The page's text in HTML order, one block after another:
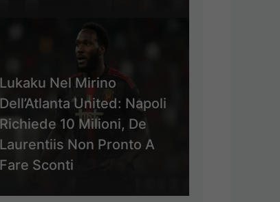
Lukaku Nel Mirino
Dell’Atlanta United: Napoli
Richiede 10 Milioni, De
Laurentiis Non Pronto A
Fare Sconti